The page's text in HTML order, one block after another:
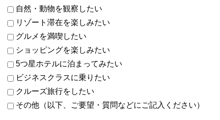
自然・動物を観察したい
リゾート滞在を楽しみたい
グルメを満喫したい
ショッピングを楽しみたい
5つ星ホテルに泊まってみたい
ビジネスクラスに乗りたい
クルーズ旅行をしたい
その他（以下、ご要望・質問などにご記入ください）